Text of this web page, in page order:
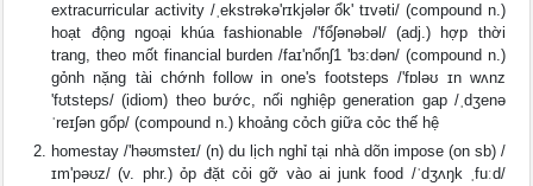
extracurricular activity /ˌekstrəkə'rɪkjələr ổk' tɪvəti/ (compound n.)
hoạt động ngoại khúa fashionable /'fổʃənəbəl/ (adj.) hợp thời
trang, theo mốt financial burden /faɪ'nổnʃ1 'bɜ:dən/ (compound n.)
gỏnh nặng tài chớnh follow in one's footsteps /'fɒləʊ ɪn wʌnz
'fʊtsteps/ (idiom) theo bước, nối nghiệp generation gap /ˌdʒenə
ˈreɪʃən ɡổp/ (compound n.) khoảng cỏch giữa cỏc thế hệ
homestay /'həʊmsteɪ/ (n) du lịch nghỉ tại nhà dõn impose (on sb) /
ɪm'pəʊz/ (v. phr.) ỏp đặt cỏi gỡ vào ai junk food /ˈdʒʌŋk ˌfuːd/